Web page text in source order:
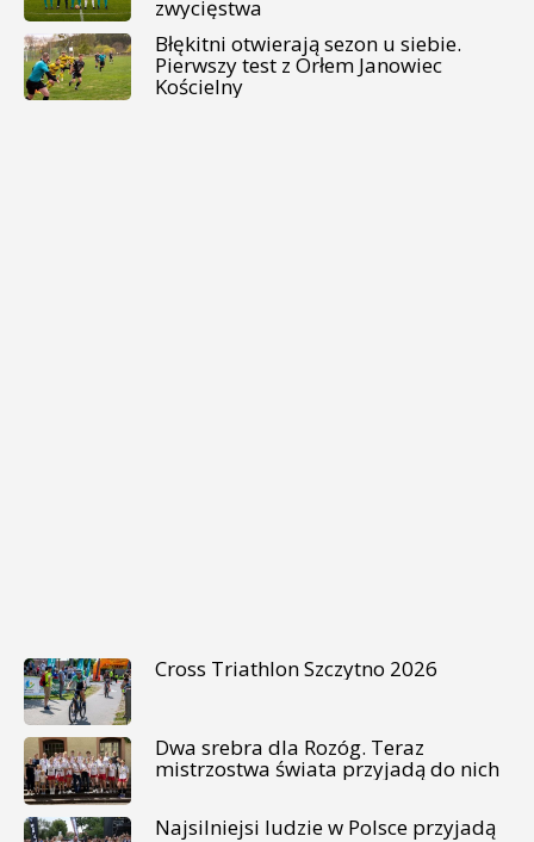
zwycięstwa
Błękitni otwierają sezon u siebie.
Pierwszy test z Orłem Janowiec
Kościelny
Cross Triathlon Szczytno 2026
Dwa srebra dla Rozóg. Teraz
mistrzostwa świata przyjadą do nich
Najsilniejsi ludzie w Polsce przyjadą